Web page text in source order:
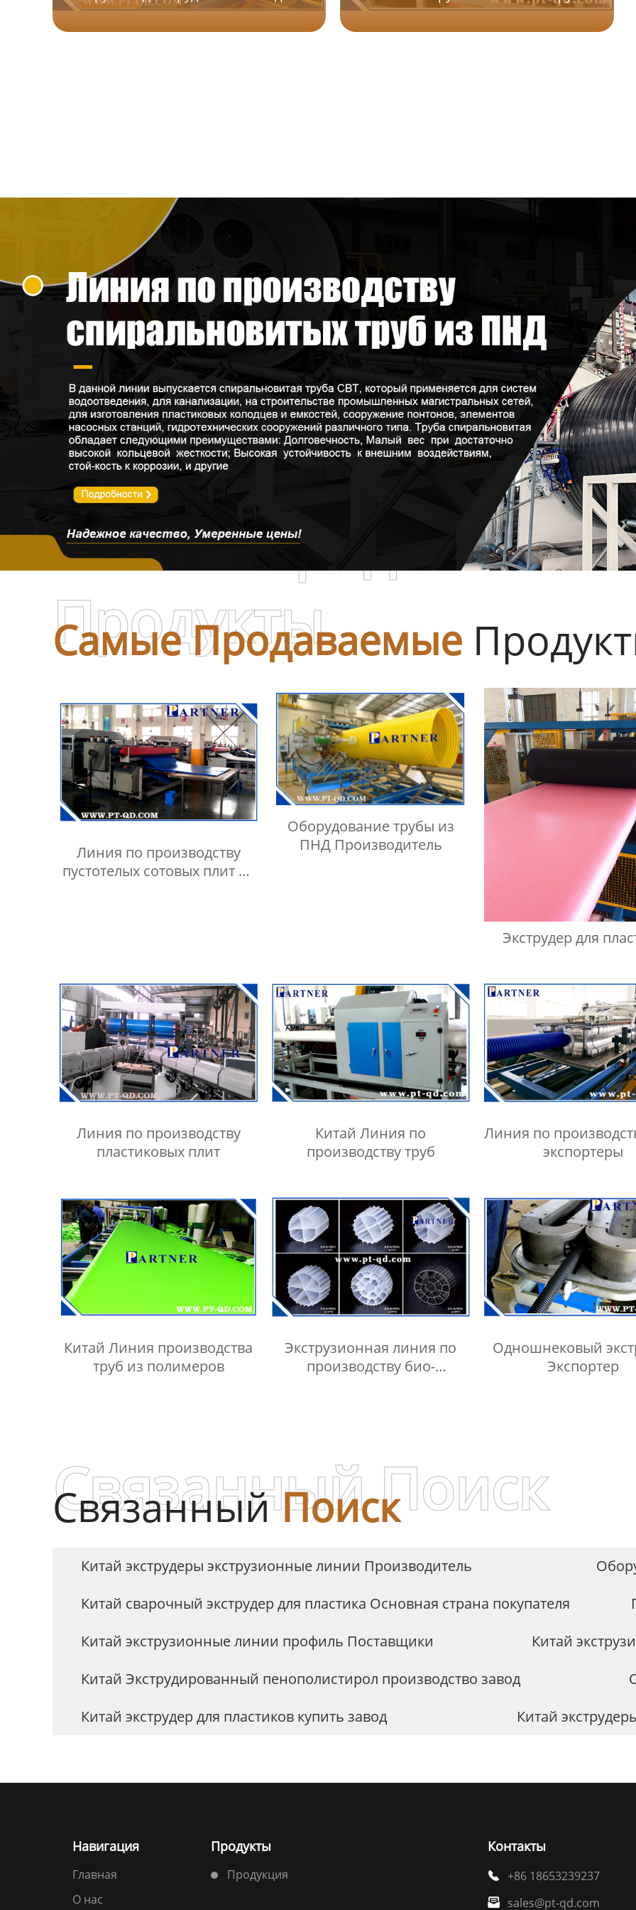
Линия по производству
пластиковых плит
Линия по производству
пустотелых сотовых плит
Оборудование для
производства сварочного
прутка из ПНД
Контакты
Самые Продаваемые
Самые
Продукты
Линия по производству
пустотелых сотовых плит из
Оборудование трубы из
ПНД Производитель
Экструдер для
Линия по производству
пластиковых плит
Китай Линия по
производству труб
Линия по
экспортеры
Китай Линия производства
труб из полимеров
Экструзионная линия по
производству био-
Одношнековый
Экспортер
СвязанныйПоиск
Связанный Поиск
Китай экструдеры экструзионные линии Производитель
Китай сварочный экструдер для пластика Основная страна покупателя
Китай экструзионные линии профиль Поставщики
Китай
Китай Экструдированный пенополистирол производство завод
Китай экструдер для пластиков купить завод
Китай
Навигация
Главная
О нас
Продукты
Продукция
Контакты
 +86 18653239237
 sales@pt-qd.com